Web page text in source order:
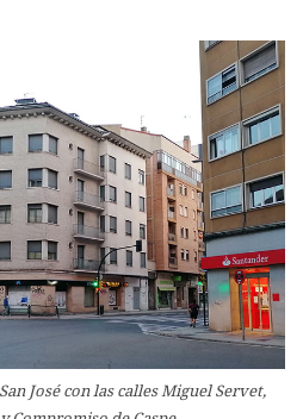
José con las calles Miguel Servet,